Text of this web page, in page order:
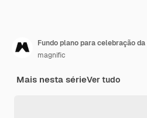
Fundo plano para celebração
magnific
Mais nesta sérieVer tudo